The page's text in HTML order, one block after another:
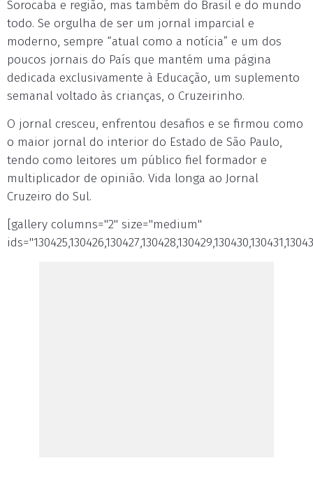
Sorocaba e região, mas também do Brasil e do mundo
todo. Se orgulha de ser um jornal imparcial e
moderno, sempre “atual como a notícia” e um dos
poucos jornais do País que mantém uma página
dedicada exclusivamente à Educação, um suplemento
semanal voltado às crianças, o Cruzeirinho.
O jornal cresceu, enfrentou desafios e se firmou como
o maior jornal do interior do Estado de São Paulo,
tendo como leitores um público fiel formador e
multiplicador de opinião. Vida longa ao Jornal
Cruzeiro do Sul.
[gallery columns="2" size="medium"